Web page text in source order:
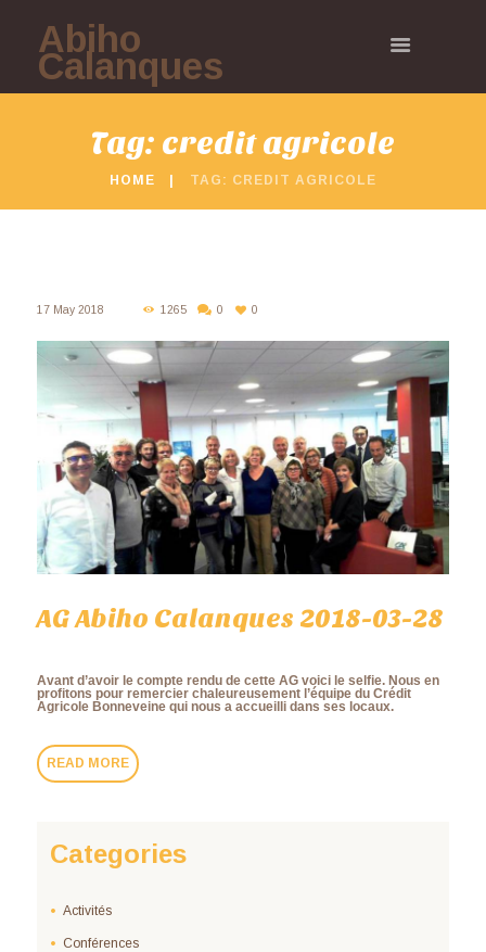
Abiho
Calanques
Tag: credit agricole
HOME TAG: CREDIT AGRICOLE
17 May 2018 1265 0 0
AG Abiho Calanques 2018-03-28
Avant d’avoir le compte rendu de cette AG voici le selfie. Nous en
profitons pour remercier chaleureusement l’équipe du Crédit
Agricole Bonneveine qui nous a accueilli dans ses locaux.
READ MORE
Categories
Activités
Conférences